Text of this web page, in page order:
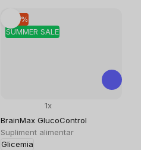
SUMMER SALE
–10 %
BrainMax GlucoControl
Supliment alimentar
Glicemia
1x